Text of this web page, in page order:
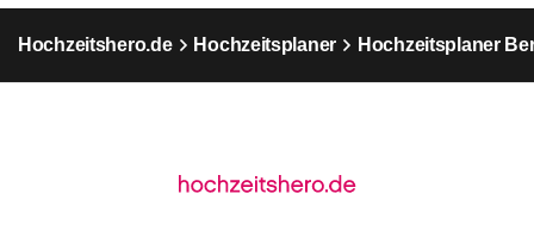
Hochzeitshero.de Hochzeitsplaner Hochzeitsplaner